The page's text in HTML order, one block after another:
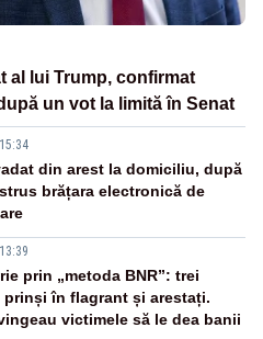
al lui Trump, confirmat
un vot la limită în Senat
din arest la domiciliu, după
brățara electronică de
prin „metoda BNR”: trei
prinși în flagrant și arestați.
victimele să le dea banii